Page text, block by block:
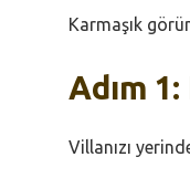
Karmaşık
Adım
Villanızı